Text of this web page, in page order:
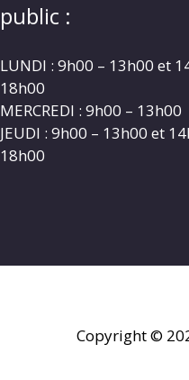
public :
LUNDI : 9h00 – 13h00 et
18h00
MERCREDI : 9h00 – 13h00
JEUDI : 9h00 – 13h00 et
18h00
Copyright ©